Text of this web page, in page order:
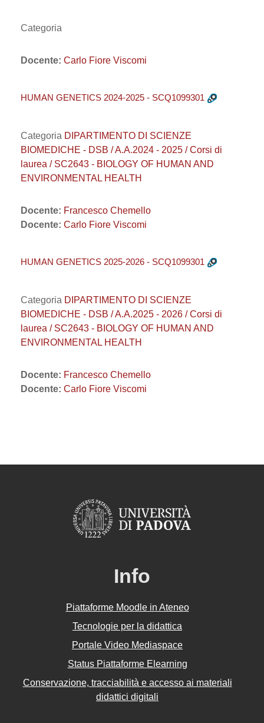
Categoria
Docente: Carlo Fiore Viscomi
HUMAN GENETICS 2024-2025 - SCQ1099301
Categoria DIPARTIMENTO DI SCIENZE
BIOMEDICHE - DSB / A.A.2024 - 2025 / Corsi di
laurea / SC2643 - BIOLOGY OF HUMAN AND
ENVIRONMENTAL HEALTH
Docente: Francesco Chemello
Docente: Carlo Fiore Viscomi
HUMAN GENETICS 2025-2026 - SCQ1099301
Categoria DIPARTIMENTO DI SCIENZE
BIOMEDICHE - DSB / A.A.2025 - 2026 / Corsi di
laurea / SC2643 - BIOLOGY OF HUMAN AND
ENVIRONMENTAL HEALTH
Docente: Francesco Chemello
Docente: Carlo Fiore Viscomi
Info
Piattaforme Moodle in Ateneo
Tecnologie per la didattica
Portale Video Mediaspace
Status Piattaforme Elearning
Conservazione, tracciabilità e accesso ai materiali
didattici digitali